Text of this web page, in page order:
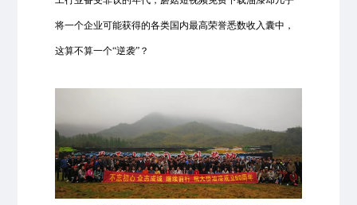
将一个企业可能获得的各类国内最高荣誉悉数收入囊中，
这算不算一个“逆袭”？